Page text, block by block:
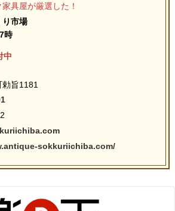
具屋が厳選した！
り市場
時
中
旨1181
sokkuriichiba.com/